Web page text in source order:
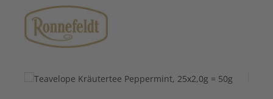
Bildergalerie überspringen